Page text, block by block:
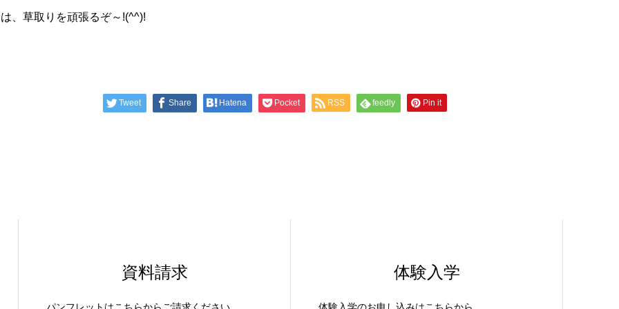
、草取りを頑張るぞ～!(^^)!
Tweet Share Hatena Pocket RSS feedly Pin it
資料請求 体験入学